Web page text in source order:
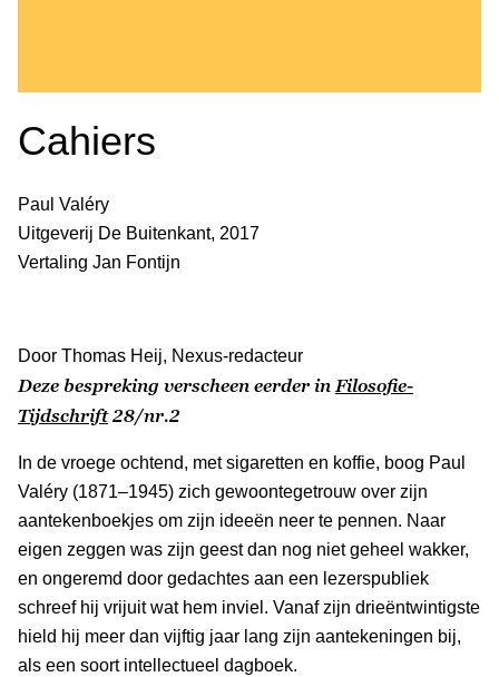
Cahiers
Paul Valéry
Uitgeverij De Buitenkant, 2017
Vertaling Jan Fontijn
Door Thomas Heij, Nexus-redacteur
Deze bespreking verscheen eerder in Filosofie-
Tijdschrift28/nr.2
In de vroege ochtend, met sigaretten en koffie, boog Paul
Valéry (1871–1945) zich gewoontegetrouw over zijn
aantekenboekjes om zijn ideeën neer te pennen. Naar
eigen zeggen was zijn geest dan nog niet geheel wakker,
en ongeremd door gedachtes aan een lezerspubliek
schreef hij vrijuit wat hem inviel. Vanaf zijn drieëntwintigste
hield hij meer dan vijftig jaar lang zijn aantekeningen bij,
als een soort intellectueel dagboek.